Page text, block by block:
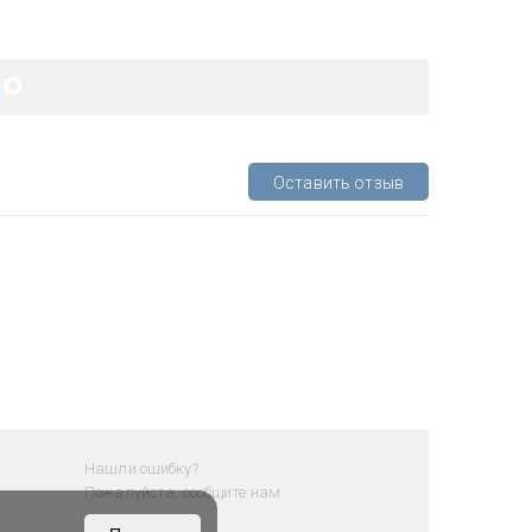
Оставить отзыв
Нашли ошибку?
Пожалуйста, сообщите нам